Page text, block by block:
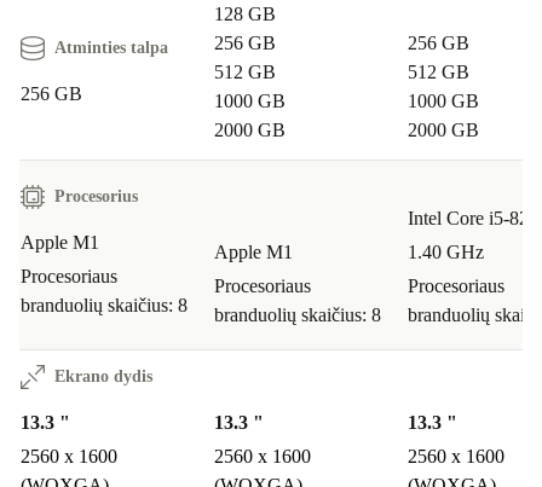
Atminties talpa
256 GB
128 GB
256 GB
512 GB
1000 GB
2000 GB
256 GB
512 GB
1000 GB
2000 GB
Procesorius
Apple M1
Procesoriaus
branduolių skaičius: 8
Apple M1
Procesoriaus
branduolių skaičius: 8
Intel Core i5-
1.40 GHz
Procesoriaus
branduolių
Ekrano dydis
13.3 "
2560 x 1600
13.3 "
2560 x 1600
13.3 "
2560 x 1600